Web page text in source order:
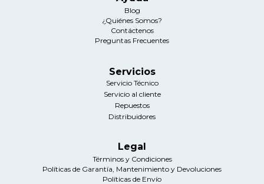
Blog
¿Quiénes Somos?
Contáctenos
Preguntas Frecuentes
Servicios
Servicio Técnico
Servicio al cliente
Repuestos
Distribuidores
Legal
Términos y Condiciones
Políticas de Garantía, Mantenimiento y Devoluciones
Políticas de Envío